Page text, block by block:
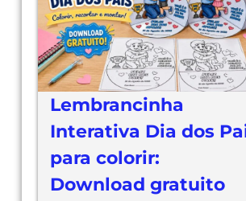
Lembrancinha
Interativa Dia dos
para colorir:
Download gratuito